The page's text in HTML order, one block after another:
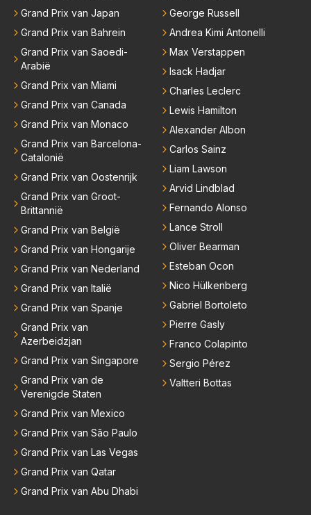
at Markus Winkelhock een officiële Formule 1 race r
Grand Prix van Japan
Grand Prix van Bahrein
Grand Prix van Saoedi-
Arabië
Grand Prix van Miami
Grand Prix van Canada
Grand Prix van Monaco
Grand Prix van Barcelona-
Catalonië
Grand Prix van Oostenrijk
Grand Prix van Groot-
Brittannië
Grand Prix van België
Grand Prix van Hongarije
Grand Prix van Nederland
Grand Prix van Italië
Grand Prix van Spanje
Grand Prix van
Azerbeidzjan
Grand Prix van Singapore
Grand Prix van de
Verenigde Staten
Grand Prix van Mexico
Grand Prix van São Paulo
Grand Prix van Las Vegas
Grand Prix van Qatar
Grand Prix van Abu Dhabi
George Russell
Andrea Kimi Antonelli
Max Verstappen
Isack Hadjar
Charles Leclerc
Lewis Hamilton
Alexander Albon
Carlos Sainz
Liam Lawson
Arvid Lindblad
Fernando Alonso
Lance Stroll
Oliver Bearman
Esteban Ocon
Nico Hülkenberg
Gabriel Bortoleto
Pierre Gasly
Franco Colapinto
Sergio Pérez
Valtteri Bottas